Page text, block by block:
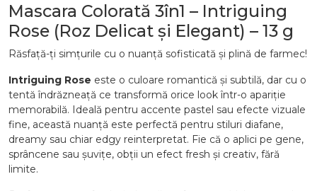
Mascara Colorată 3în1 – Intriguing
Rose (Roz Delicat și Elegant) – 13 g
Răsfață-ți simțurile cu o nuanță sofisticată și plină de farmec!
Intriguing Rose este o culoare romantică și subtilă, dar cu o
tentă îndrăzneață ce transformă orice look într-o apariție
memorabilă. Ideală pentru accente pastel sau efecte vizuale
fine, această nuanță este perfectă pentru stiluri diafane,
dreamy sau chiar edgy reinterpretat. Fie că o aplici pe gene,
sprâncene sau șuvițe, obții un efect fresh și creativ, fără
limite.